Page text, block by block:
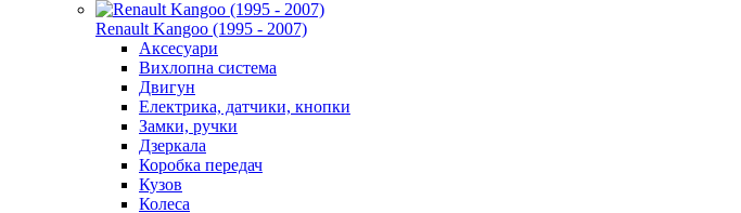
Renault Kangoo (1995 - 2007)
Аксесуари
Вихлопна система
Двигун
Електрика, датчики, кнопки
Замки, ручки
Дзеркала
Коробка передач
Кузов
Колеса